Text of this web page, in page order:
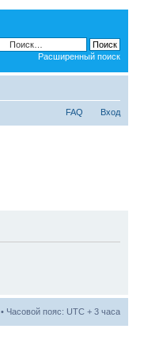
Расширенный поиск
FAQ Вход
• Часовой пояс: UTC + 3 часа